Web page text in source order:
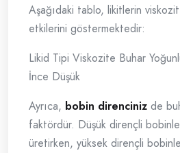
Aşağıdaki tablo, likitlerin
etkilerini göstermektedir:
Likid Tipi Viskozite Buhar
İnce Düşük
Ayrıca, bobin direnciniz de
faktördür. Düşük dirençli
üretirken, yüksek dirençli